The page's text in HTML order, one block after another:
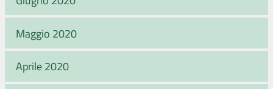
Maggio 2020
Aprile 2020